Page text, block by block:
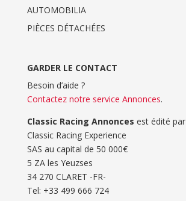
AUTOMOBILIA
PIÈCES DÉTACHÉES
GARDER LE CONTACT
Besoin d’aide ?
Contactez notre service Annonces.
Classic Racing Annonces est édité par
Classic Racing Experience
SAS au capital de 50 000€
5 ZA les Yeuzses
34 270 CLARET -FR-
Tel: ‭+33 499 666 724‬